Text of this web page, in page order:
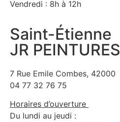
Vendredi : 8h à 12h
Saint-Étienne
JR PEINTURES
7 Rue Emile Combes, 42000
04 77 32 76 75
Horaires d’ouverture
Du lundi au jeudi :